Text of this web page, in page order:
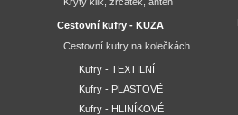
Cestovní kufry - KUZA
Cestovní kufry na kolečkách
Kufry - TEXTILNÍ
Kufry - PLASTOVÉ
Kufry - HLINÍKOVÉ